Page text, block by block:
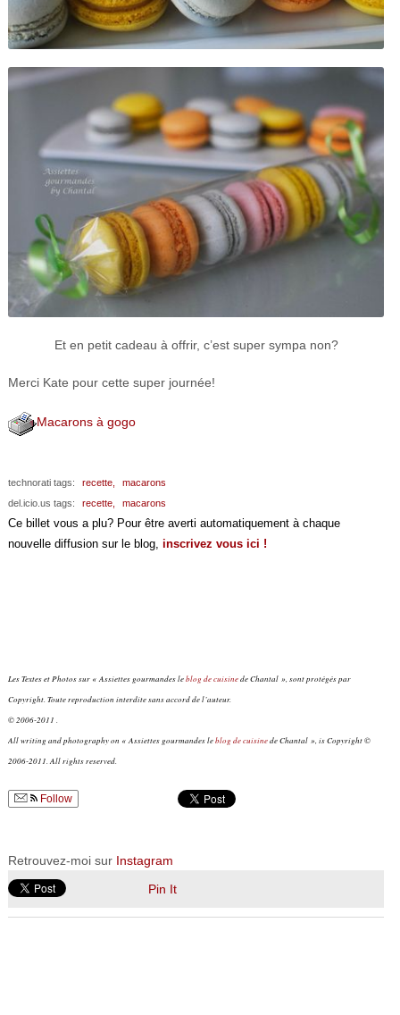
Et en petit cadeau à offrir, c’est super sympa non?
Merci Kate pour cette super journée!
Macarons à gogo
technorati tags: recette,
macarons
del.icio.us tags:
recette, macarons
Ce billet vous a plu? Pour être averti automatiquement à chaque
nouvelle diffusion sur le blog, inscrivez vous ici !
Les Textes et Photos sur « Assiettes gourmandes leblog de cuisinede Chantal », sont protégés par
Copyright. Toute reproduction interdite sans accord de l’auteur.
© 2006-2011 .
All writing and photography on « Assiettes gourmandes leblog de cuisinede Chantal », is Copyright ©
2006-2011. All rights reserved.
Follow
Retrouvez-moi sur Instagram
Pin It